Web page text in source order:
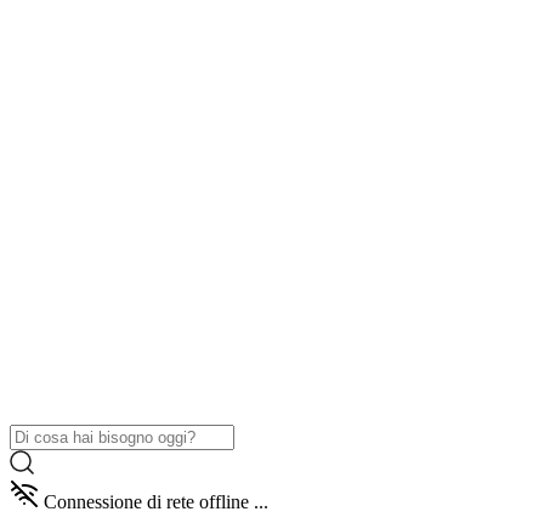
Connessione di rete offline ...